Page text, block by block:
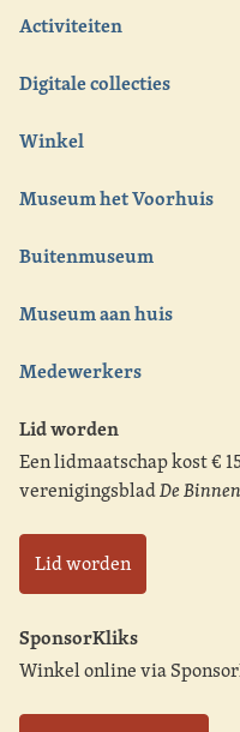
Activiteiten
Digitale collecties
Winkel
Museum het Voorhuis
Buitenmuseum
Museum aan huis
Medewerkers
Lid worden
Een lidmaatschap kost €
verenigingsbladDe
Lid worden
SponsorKliks
Winkel online via